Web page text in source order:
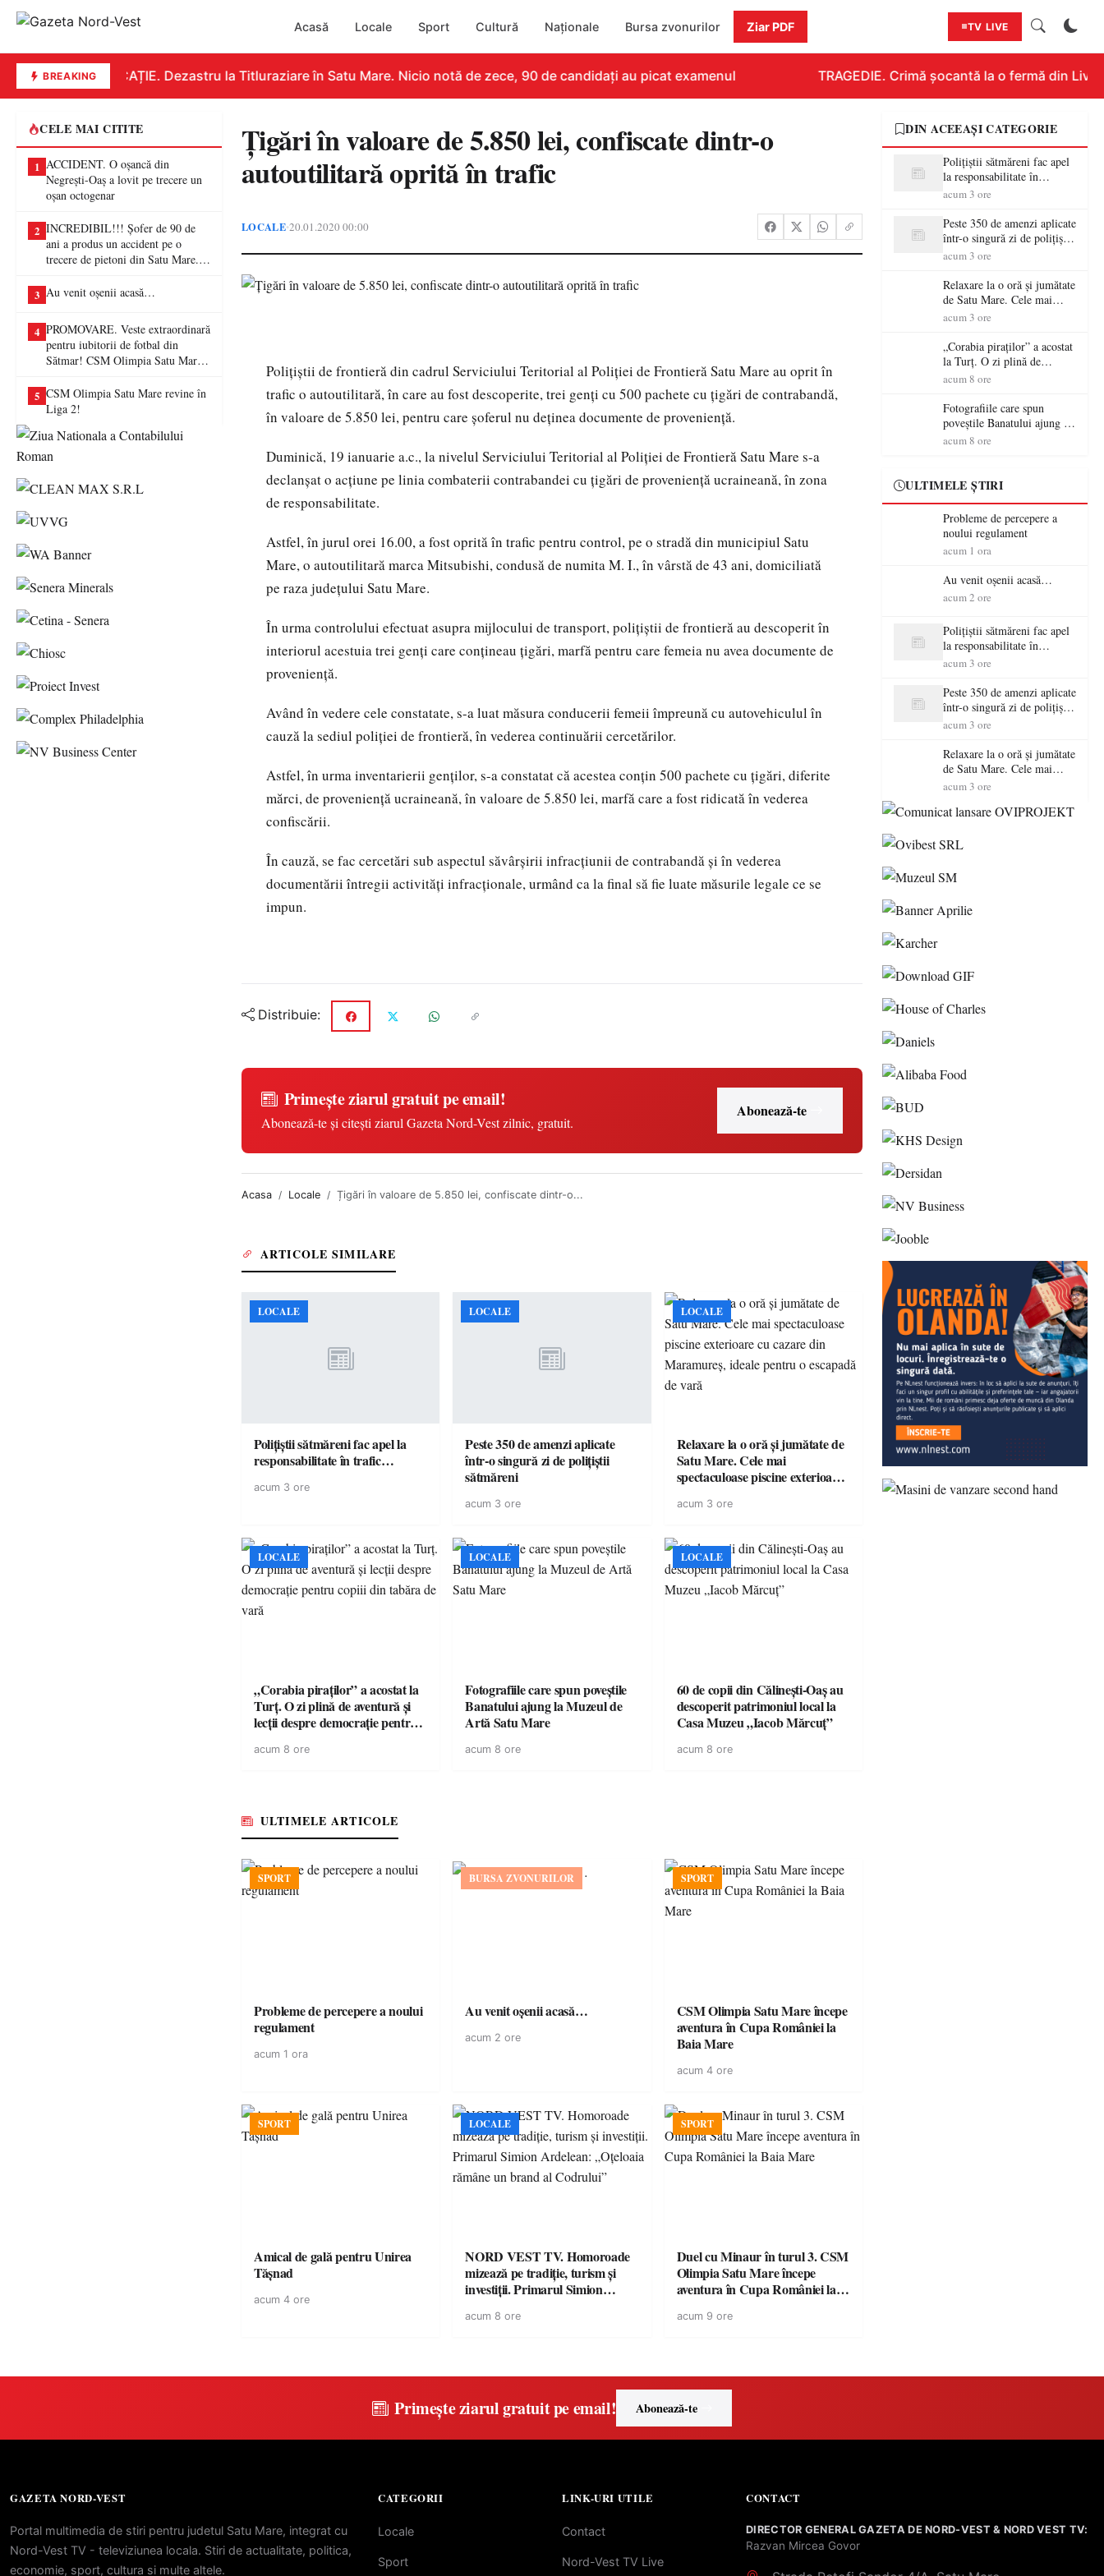
Acasă Locale Sport Cultură Naționale Bursa zvonurilor Ziar PDF TV LIVE
BREAKINGEDUCAȚIE. Dezastru la Titluraziare în Satu Mare. Nicio notă de zece, 90 de candidați au picat examenul TRAGEDIE. Crimă șocantă la o fermă din
CELE MAI CITITE
1 ACCIDENT. O oșancă din
Negrești-Oaș a lovit pe trecere un
oșan octogenar
2 INCREDIBIL!!! Șofer de 90 de
ani a produs un accident pe o
trecere de pietoni din Satu Mare. O
3 Au venit oșenii acasă…
4 PROMOVARE. Veste extraordinară
pentru iubitorii de fotbal din
Sătmar! CSM Olimpia Satu Mare
5 CSM Olimpia Satu Mare revine în
Liga 2!
Țigări în valoare de 5.850 lei, confiscate dintr-o
autoutilitară oprită în trafic
LOCALE•20.01.2020 00:00
Poliţiştii de frontieră din cadrul Serviciului Teritorial al Poliției de Frontieră Satu Mare au oprit în
trafic o autoutilitară, în care au fost descoperite, trei genți cu 500 pachete cu țigări de contrabandă,
în valoare de 5.850 lei, pentru care şoferul nu deţinea documente de proveniență.
Duminică, 19 ianuarie a.c., la nivelul Serviciului Teritorial al Poliției de Frontieră Satu Mare s-a
declanșat o acțiune pe linia combaterii contrabandei cu țigări de proveniență ucraineană, în zona
de responsabilitate.
Astfel, în jurul orei 16.00, a fost oprită în trafic pentru control, pe o stradă din municipiul Satu
Mare, o autoutilitară marca Mitsubishi, condusă de numita M. I., în vârstă de 43 ani, domiciliată
pe raza județului Satu Mare.
În urma controlului efectuat asupra mijlocului de transport, polițiștii de frontieră au descoperit în
interiorul acestuia trei genți care conțineau țigări, marfă pentru care femeia nu avea documente de
proveniență.
Având în vedere cele constatate, s-a luat măsura conducerii femeii împreună cu autovehiculul în
cauză la sediul poliției de frontieră, în vederea continuării cercetărilor.
Astfel, în urma inventarierii genților, s-a constatat că acestea conțin 500 pachete cu țigări, diferite
mărci, de proveniență ucraineană, în valoare de 5.850 lei, marfă care a fost ridicată în vederea
confiscării.
În cauză, se fac cercetări sub aspectul săvârșirii infracțiunii de contrabandă și în vederea
documentării întregii activități infracționale, urmând ca la final să fie luate măsurile legale ce se
impun.
Distribuie:
Primește ziarul gratuit pe email!
Abonează-te și citești ziarul Gazeta Nord-Vest zilnic, gratuit.
Abonează-te
Acasa Locale Țigări în valoare de 5.850 lei, confiscate dintr-o...
ARTICOLE SIMILARE
LOCALE
Polițiștii sătmăreni fac apel la
responsabilitate în trafic…
acum 3 ore
LOCALE
Peste 350 de amenzi aplicate
într-o singură zi de polițiștii
sătmăreni
acum 3 ore
LOCALE
Relaxare la o oră și jumătate de
Satu Mare. Cele mai
spectaculoase piscine exterioare
pentru o escapadă de vară
acum 3 ore
LOCALE
„Corabia piraților” a acostat la
Turț. O zi plină de aventură și
lecții despre democrație pentru
acum 8 ore
LOCALE
Fotografiile care spun poveștile
Banatului ajung la Muzeul de
Artă Satu Mare
acum 8 ore
LOCALE
60 de copii din Călinești-Oaș au
descoperit patrimoniul local la
Casa Muzeu „Iacob Mărcuț”
acum 8 ore
ULTIMELE ARTICOLE
SPORT
Probleme de percepere a noului
regulament
acum 1 ora
BURSA ZVONURILOR
Au venit oșenii acasă…
acum 2 ore
SPORT
CSM Olimpia Satu Mare începe
aventura în Cupa României la
Baia Mare
acum 4 ore
SPORT
Amical de gală pentru Unirea
Tășnad
acum 4 ore
LOCALE
NORD VEST TV. Homoroade
mizează pe tradiție, turism și
investiții. Primarul Simion
brand al Codrului”
acum 8 ore
SPORT
Duel cu Minaur în turul 3. CSM
Olimpia Satu Mare începe
aventura în Cupa României la
acum 9 ore
DIN ACEEAȘI CATEGORIE
Polițiștii sătmăreni fac apel
la responsabilitate în
trafic…
acum 3 ore
Peste 350 de amenzi aplicate
într-o singură zi de polițiștii
sătmăreni
acum 3 ore
Relaxare la o oră și jumătate
de Satu Mare. Cele mai
spectaculoase piscine
Maramureș, ideale pentru o
escapadă de vară
acum 3 ore
„Corabia piraților” a acostat
la Turț. O zi plină de
aventură și lecții despre
tabăra de vară
acum 8 ore
Fotografiile care spun
poveștile Banatului ajung la
Muzeul de Artă Satu Mare
acum 8 ore
ULTIMELE ȘTIRI
Probleme de percepere a
noului regulament
acum 1 ora
Au venit oșenii acasă…
acum 2 ore
Polițiștii sătmăreni fac apel
la responsabilitate în
trafic…
acum 3 ore
Peste 350 de amenzi aplicate
într-o singură zi de polițiștii
sătmăreni
acum 3 ore
Relaxare la o oră și jumătate
de Satu Mare. Cele mai
spectaculoase piscine
Maramureș, ideale pentru o
acum 3 ore
Primește ziarul gratuit pe email! Abonează-te
GAZETA NORD-VEST
Portal multimedia de stiri pentru judetul Satu Mare, integrat cu
Nord-Vest TV - televiziunea locala. Stiri de actualitate, politica,
economie, sport, cultura si multe altele.
CATEGORII
Locale
Sport
LINK-URI UTILE
Contact
Nord-Vest TV Live
CONTACT
DIRECTOR GENERAL GAZETA DE NORD-VEST & NORD VEST TV:
Razvan Mircea Govor